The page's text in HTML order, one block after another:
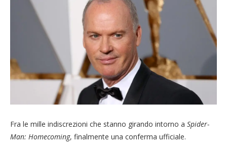
Fra le mille indiscrezioni che stanno girando intorno a Spider-
Man: Homecoming, finalmente una conferma ufficiale.